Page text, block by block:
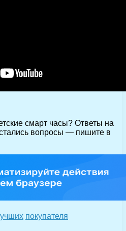
смарт часы? Ответы на
вопросы — пишите в
покупателя